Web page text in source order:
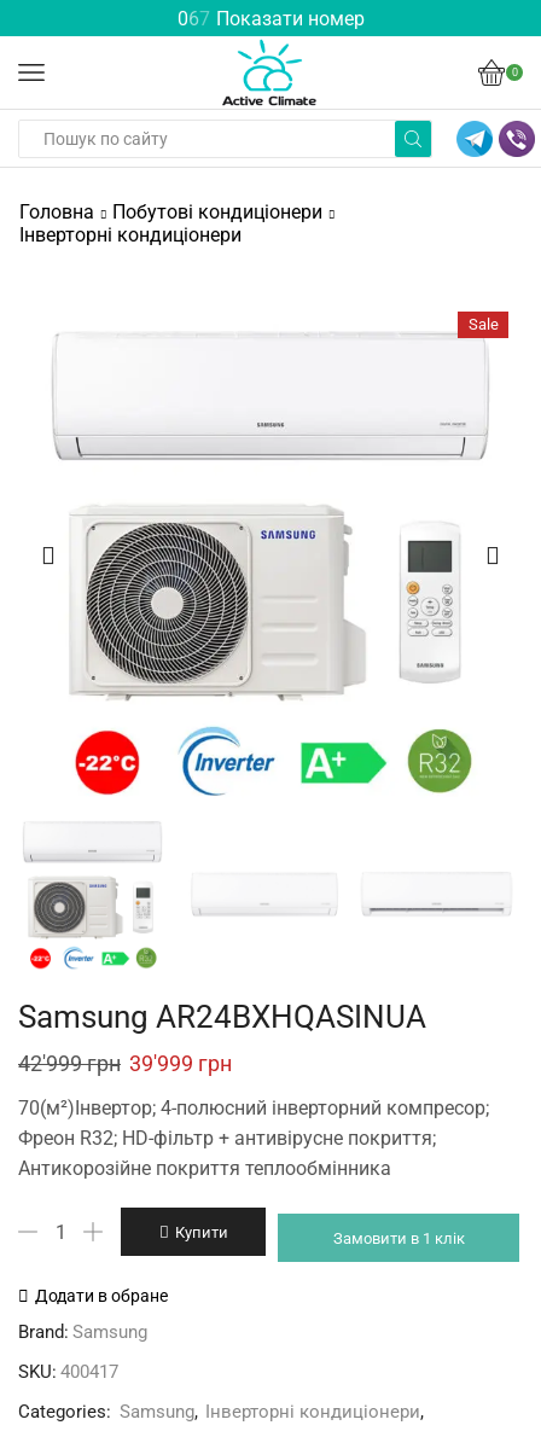
067 Показати номер
0
Головна
Побутові кондиціонери
Інверторні кондиціонери
Sale
Samsung AR24BXHQASINUA
42'999грн Original
price
was:
42'999 грн.
39'999 грн
price
is:
39'999 грн.
70(м²)Інвертор; 4-полюсний інверторний компресор;
Фреон R32; HD-фільтр + антивірусне покриття;
Антикорозійне покриття теплообмінника
Samsung
AR24BXHQASINUA
кількість
Купити Замовити в 1 клік
Додати в обране
Brand: Samsung
SKU: 400417
Categories: Samsung, Інверторні кондиціонери,